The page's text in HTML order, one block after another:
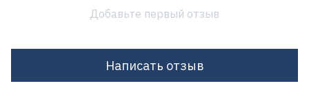
Добавьте первый отзыв
Написать отзыв